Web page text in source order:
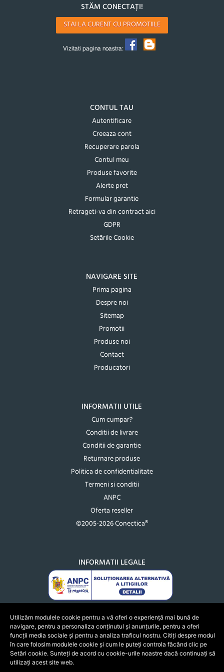
STĂM CONECTAȚI!
STAI LA CURENT CU PROMOTIILE
Vizitati pagina noastra:
CONTUL TAU
Autentificare
Creeaza cont
Recuperare parola
Contul meu
Produse favorite
Alerte pret
Formular garantie
Retrageti-va din contract aici
GDPR
Setările Cookie
NAVIGARE SITE
Prima pagina
Despre noi
Sitemap
Promotii
Produse noi
Contact
Producatori
INFORMATII UTILE
Cum cumpar?
Conditii de livrare
Conditii de garantie
Returnare produse
Politica de confidentialitate
Termeni si conditii
ANPC
Oferta reseller
©2005-2026 Conectica®
INFORMATII LEGALE
Utilizăm modulele cookie pentru a vă oferi o experiență mai bună de
navigare, pentru a personaliza conținutul și anunțurile, pentru a oferi
funcții media sociale și pentru a analiza traficul nostru. Citiți despre modul
în care folosim modulele cookie și cum le puteți controla făcând clic pe
Setări cookie. Sunteți de acord cu cookie-urile noastre dacă continuați să
utilizați acest site web.